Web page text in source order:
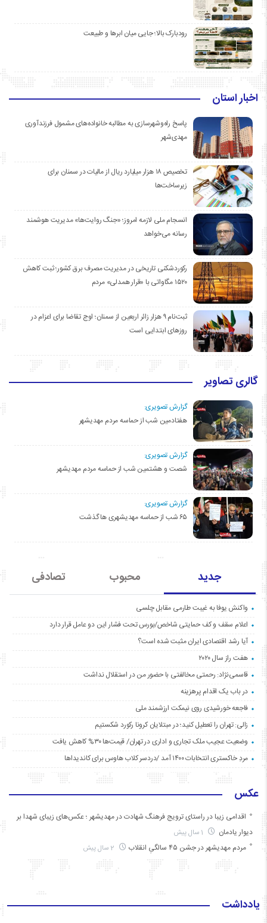
رودبارک بالا؛ جایی میان ابرها و طبیعت
اخبار استان
پاسخ راه‌وشهرسازی به مطالبه خانواده‌های مشمول فرزندآوری
مهدی‌شهر
تخصیص ۱۸ هزار میلیارد ریال از مالیات در سمنان برای
زیرساخت‌ها
انسجام ملی لازمه امروز؛ «جنگ روایت‌ها» مدیریت هوشمند
رسانه می‌خواهد
رکوردشکنی تاریخی در مدیریت مصرف برق کشور؛ ثبت کاهش
۱۵۲۰ مگاواتی با «قرار همدلی» مردم
ثبت‌نام ۹ هزار زائر اربعین از سمنان؛ اوج تقاضا برای اعزام در
روزهای ابتدایی است
گالری تصاویر
گزارش تصویری:
هفتادمین شب از حماسه مردم مهدیشهر
گزارش تصویری:
شصت و هشتمین شب از حماسه مردم مهدیشهر
گزارش تصویری:
۶۵ شب از حماسه مهدیشهری ها گذشت
جدید محبوب تصادفی
واکنش یوفا به غیبت طارمی مقابل چلسی
اعلام سقف و کف حمایتی شاخص/بورس تحت فشار این دو عامل قرار دارد
آیا رشد اقتصادی ایران مثبت شده است؟
هفت راز سال ۲۰۲۰
قاسمی‌نژاد: رحمتی مخالفتی با حضور من در استقلال نداشت
در باب یک اقدام پرهزینه
فاجعه خورشیدی روی نیمکت ارزشمند ملی
زالی: تهران را تعطیل کنید؛ در مبتلایان کرونا رکورد شکستیم
وضعیت عجیب ملک تجاری و اداری در تهران/ قیمت‌ها ۳۰% کاهش یافت
مردِ خاکستری انتخابات ۱۴۰۰ آمد /دردسر کلاب هاوس برای کاندیداها
عکس
اقدامی زیبا در راستای ترویج فرهنگ شهادت در مهدیشهر ؛ عکس‌های زیبای شهدا بر
دیوار یادمان
مردم مهدیشهر در جشن ۴۵ سالگیِ انقلاب
یادداشت